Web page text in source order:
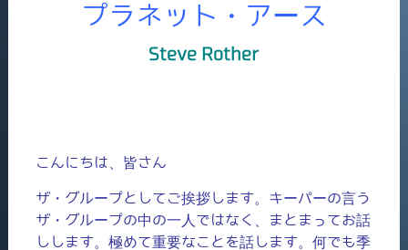
プラネット・アース
Steve Rother
こんにちは、皆さん
ザ・グループとしてご挨拶します。キーパーの言う
ザ・グループの中の一人ではなく、まとまってお話
しします。極めて重要なことを話します。何でも季